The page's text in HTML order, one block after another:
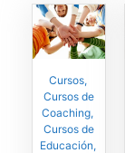
Cursos,
Cursos de
Coaching,
Cursos de
Educación,